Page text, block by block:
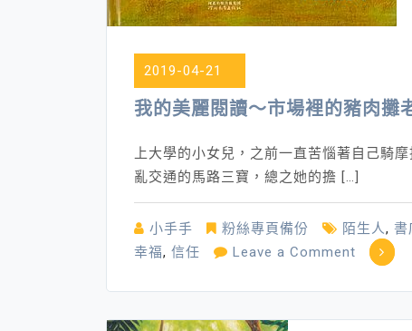
2019-04-21
我的美麗閱讀～市場裡的豬肉攤
上大學的小女兒，之前一直苦惱著自己騎
亂交通的馬路三寶，總之她的擔 […]
小手手 粉絲專頁備份 陌生人, 書
幸福, 信任 Leave a Comment on
美